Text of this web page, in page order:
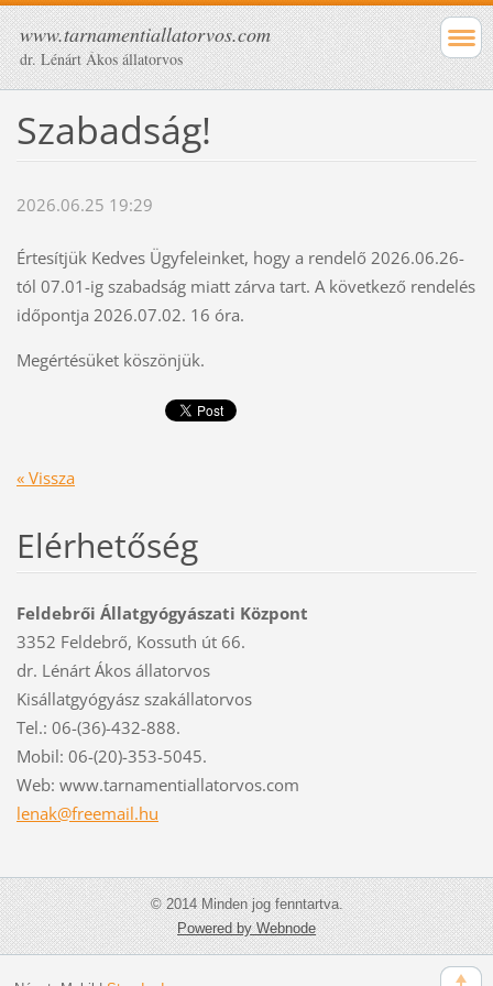
www.tarnamentiallatorvos.com
dr. Lénárt Ákos állatorvos
Szabadság!
2026.06.25 19:29
Értesítjük Kedves Ügyfeleinket, hogy a rendelő 2026.06.26-
tól 07.01-ig szabadság miatt zárva tart. A következő rendelés
időpontja 2026.07.02. 16 óra.
Megértésüket köszönjük.
« Vissza
Elérhetőség
Feldebrői Állatgyógyászati Központ
3352 Feldebrő, Kossuth út 66.
dr. Lénárt Ákos állatorvos
Kisállatgyógyász szakállatorvos
Tel.: 06-(36)-432-888.
Mobil: 06-(20)-353-5045.
Web: www.tarnamentiallatorvos.com
lenak@freemail.hu
© 2014 Minden jog fenntartva.
Powered by Webnode